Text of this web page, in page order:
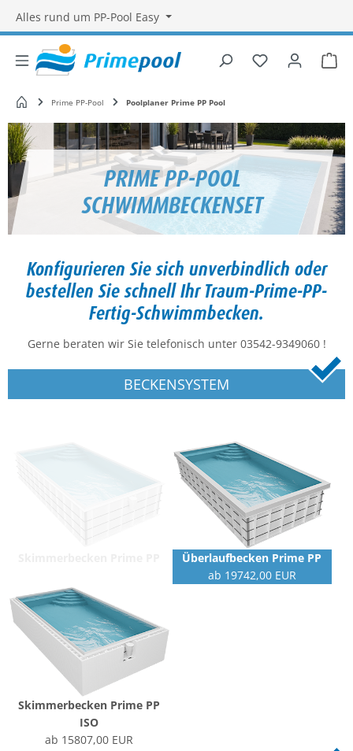
Alles rund um PP-Pool Easy
Du hast 0
Startseite Prime PP-Pool Poolplaner Prime PP Pool
PRIME PP-POOL
SCHWIMMBECKENSET
Konfigurieren Sie sich unverbindlich oder
bestellen Sie schnell Ihr Traum-Prime-PP-
Fertig-Schwimmbecken.
Gerne beraten wir Sie telefonisch unter 03542-9349060 !
BECKENSYSTEM
Überlaufbecken Prime PP
ab 19742,00 EUR
Skimmerbecken Prime PP
ISO
ab 15807,00 EUR